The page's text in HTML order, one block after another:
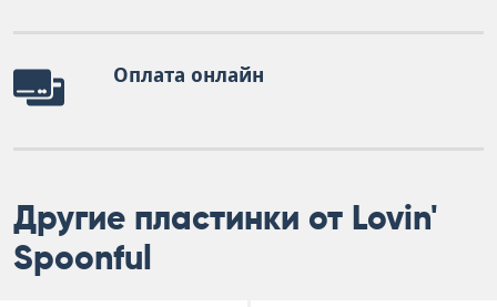
Оплата онлайн
Другие пластинки от Lovin'
Spoonful